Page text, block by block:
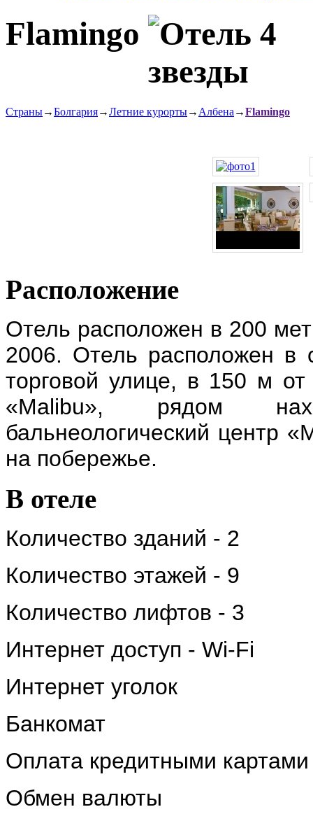
Flamingo
Страны→Болгария→Летние курорты→ Албена →Flamingo
Расположение
Отель расположен в 200
2006. Отель расположен в
торговой улице, в 150 м
«Malibu», рядом
бальнеологический центр
на побережье.
В отеле
Количество зданий - 2
Количество этажей - 9
Количество лифтов - 3
Интернет доступ - Wi-Fi
Интернет уголок
Банкомат
Оплата кредитными картами
Обмен валюты